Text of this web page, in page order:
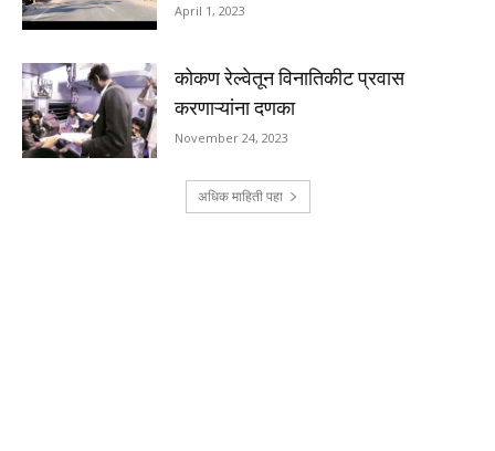
April 1, 2023
कोकण रेल्वेतून विनातिकीट प्रवास
करणाऱ्यांना दणका
November 24, 2023
अधिक माहिती पहा